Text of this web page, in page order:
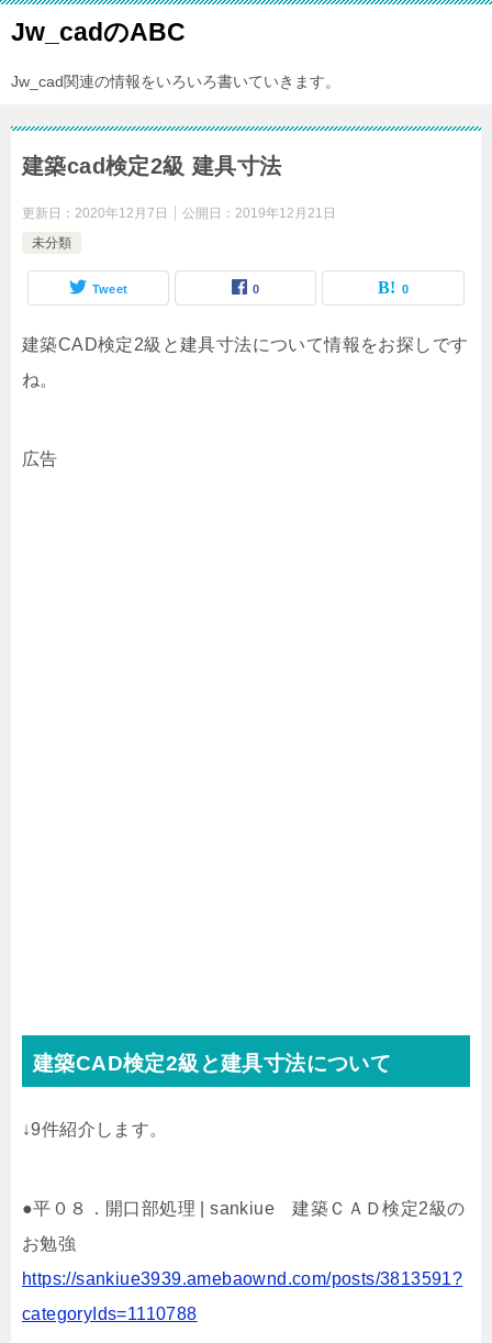
Jw_cadのABC
Jw_cad関連の情報をいろいろ書いていきます。
建築cad検定2級 建具寸法
更新日： 2020年12月7日 公開日： 2019年12月21日
未分類
Tweet 0 0
建築CAD検定2級と建具寸法について情報をお探しです
ね。
広告
建築CAD検定2級と建具寸法について
↓9件紹介します。
●平０８．開口部処理 | sankiue 建築ＣＡＤ検定2級の
お勉強
https://sankiue3939.amebaownd.com/posts/3813591?
categoryIds=1110788